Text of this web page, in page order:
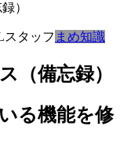
）
スタッフ まめ知識
（備忘録）
る機能を修